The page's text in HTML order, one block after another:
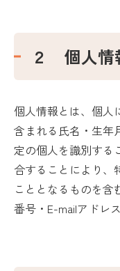
２ 個人情
個人情報とは、個人
含まれる氏名・生年
定の個人を識別する
合することにより、
こととなるものを含
番号・E-mailアドレ